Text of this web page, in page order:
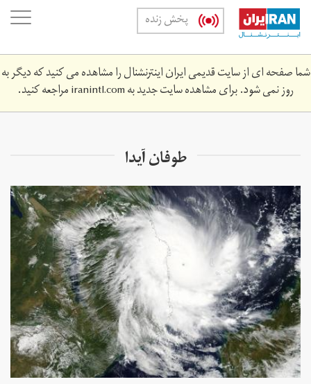
Skip
main
content
پخش زنده
شما صفحه ای از سایت قدیمی ایران اینترنشنال را مشاهده می کنید که دیگر به
روز نمی شود. برای مشاهده سایت جدید بهiranintl.comمراجعه کنید.
طوفان آیدا